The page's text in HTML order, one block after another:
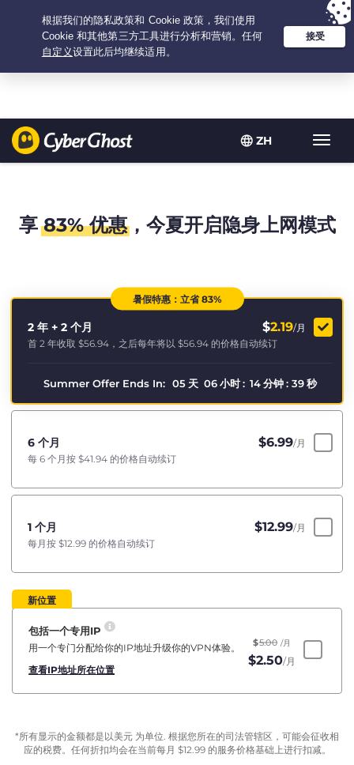
ZH
Your choice:The Best Dealfor 2.1666666666667-years at $2.19
/month
享83% 优惠，今夏开启隐身上网模式
暑假特惠：立省 83%
2 年 + 2 个月 $2.19/月
首 2 年收取 $56.94 ，之后每年将以 $56.94 的价格自动续订
Summer Offer Ends In: 05 天 06小时: 14分钟: 39秒
6 个月 $6.99/月
每 6 个月按 $41.94 的价格自动续订
1 个月 $12.99/月
每月按 $12.99 的价格自动续订
新位置
包括一个专用IP
用一个专门分配给你的IP地址升级你的VPN体验。
查看IP地址所在位置
$5.00 /月
$2.50/月
*所有显示的金额都是以美元 为单位. 根据您所在的司法管辖区，可能会征收相
应的税费。任何折扣均会在当前每月 $12.99的服务价格基础上进行扣减。